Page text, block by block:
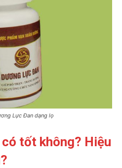
Lực Đan dạng lọ
tốt không? Hiệu